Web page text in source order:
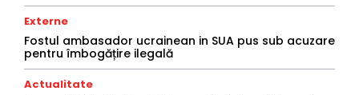
Externe
Fostul ambasador ucrainean in SUA pus sub acuzare
pentru îmbogățire ilegală
Actualitate